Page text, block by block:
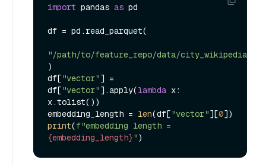
import pandas as pd
df = pd.read_parquet(
"/path/to/feature_repo/data/
)
df["vector"] =
df["vector"].apply(lambda x:
x.tolist())
embedding_length = len(df["vector"][0
print(
{embedding_length}"